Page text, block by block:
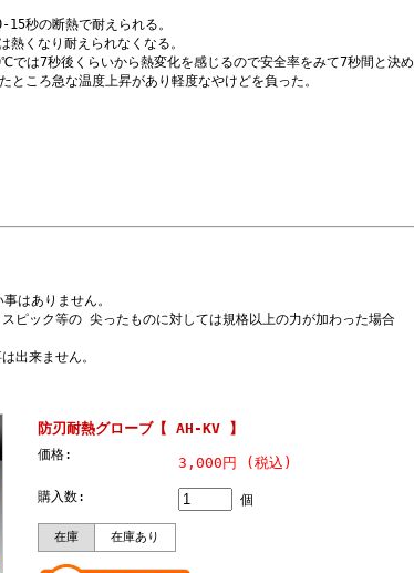
秒の断熱で耐えられる。
くなり耐えられなくなる。
は7秒後くらいから熱変化を感じるので安全率をみて7秒間と決め
ころ急な温度上昇があり軽度なやけどを負った。
はありません。
ピック等の 尖ったものに対しては規格以上の力が加わった場合
出来ません。
防刃耐熱グローブ【 AH-KV 】
価格: 3,000円 (税込)
購入数: 個
在庫 在庫あり